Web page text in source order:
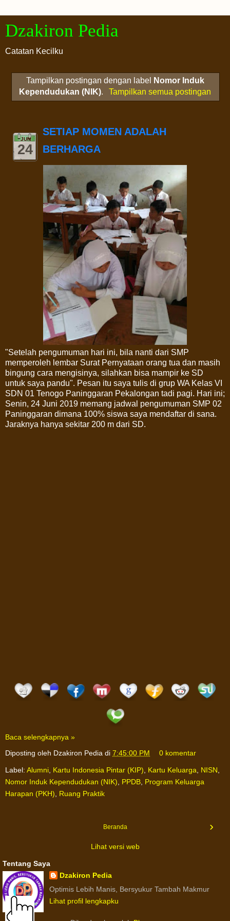
Dzakiron Pedia
Catatan Kecilku
Tampilkan postingan dengan label
Nomor Induk
Kependudukan (NIK). Tampilkan semua postingan
JUN
24
SETIAP MOMEN ADALAH
BERHARGA
"Setelah pengumuman hari ini, bila nanti dari SMP
memperoleh lembar Surat Pernyataan orang tua dan masih
bingung cara mengisinya, silahkan bisa mampir ke SD
untuk saya pandu". Pesan itu saya tulis di grup WA Kelas VI
SDN 01 Tenogo Paninggaran Pekalongan tadi pagi. Hari ini;
Senin, 24 Juni 2019 memang jadwal pengumuman SMP 02
Paninggaran dimana 100% siswa saya mendaftar di sana.
Jaraknya hanya sekitar 200 m dari SD.
Baca selengkapnya »
Diposting oleh Dzakiron Pedia di 7:45:00 PM 0 komentar
Label: Alumni, Kartu Indonesia Pintar (KIP), Kartu Keluarga, NISN,
Nomor Induk Kependudukan (NIK), PPDB, Program Keluarga
Harapan (PKH), Ruang Praktik
›
Beranda
Lihat versi web
Tentang Saya
Dzakiron Pedia
Optimis Lebih Manis, Bersyukur Tambah Makmur
Lihat profil lengkapku